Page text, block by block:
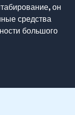
он
средства
большого